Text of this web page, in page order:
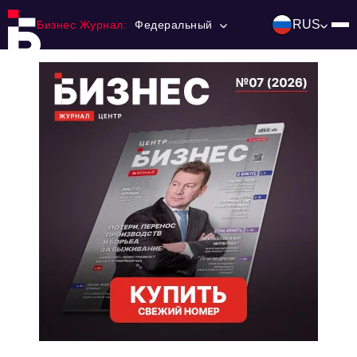
Бизнес Журнал: Федеральный RUS
Ниши и рынки
Технологии и тренды